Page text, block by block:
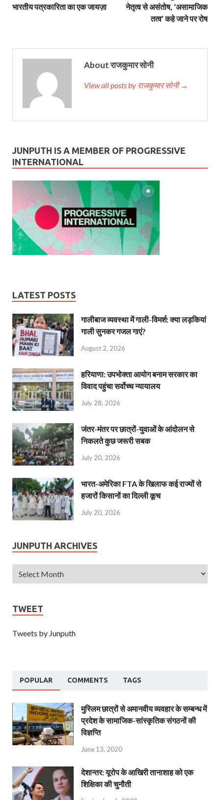
भारतीय पत्रकारिता का एक जायज़ा
नेतृत्व से असंतोष, ‘असामाजिक
तत्व’ कहे जाने पर रोष
About राजकुमार सोनी
View all posts by राजकुमार सोनी →
JUNPUTH IS A MEMBER OF PROGRESSIVE
INTERNATIONAL
LATEST POSTS
गालीबाज व्‍यवस्‍था में गाली-विमर्श: क्या लड़कियां
गाली सुनकर गजल गाएं?
August 2, 2026
हरियाणा: उपभोक्ता आयोग बनाम सरकार का
विवाद पहुंचा सर्वोच्च न्यायालय
July 28, 2026
जंतर-मंतर पर छात्रों-युवाओं के आंदोलन से
निकलते कुछ जरूरी सबक
July 20, 2026
भारत-अमेरिका FTA के खिलाफ कई राज्यों से
हजारों किसानों का दिल्ली कूच
July 20, 2026
JUNPUTH ARCHIVES
TWEET
Tweets by Junputh
POPULAR COMMENTS TAGS
मुस्लिम छात्रों से अमानवीय व्यवहार के सम्बन्ध में
प्रदेश के सामाजिक-सांस्कृतिक संगठनों की
विज्ञप्ति
June 13, 2020
देशान्‍तर: यूरोप के आखिरी तानाशाह को एक
शिक्षिका की चुनौती